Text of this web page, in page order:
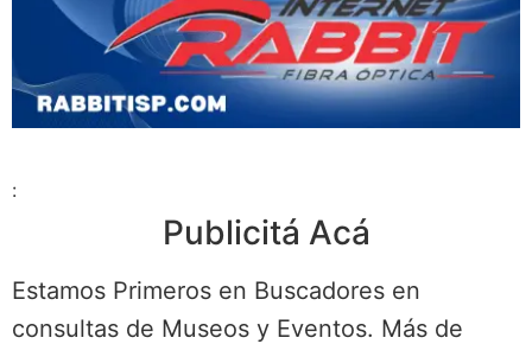
:
Publicitá Acá
Estamos Primeros en Buscadores en
consultas de Museos y Eventos. Más de